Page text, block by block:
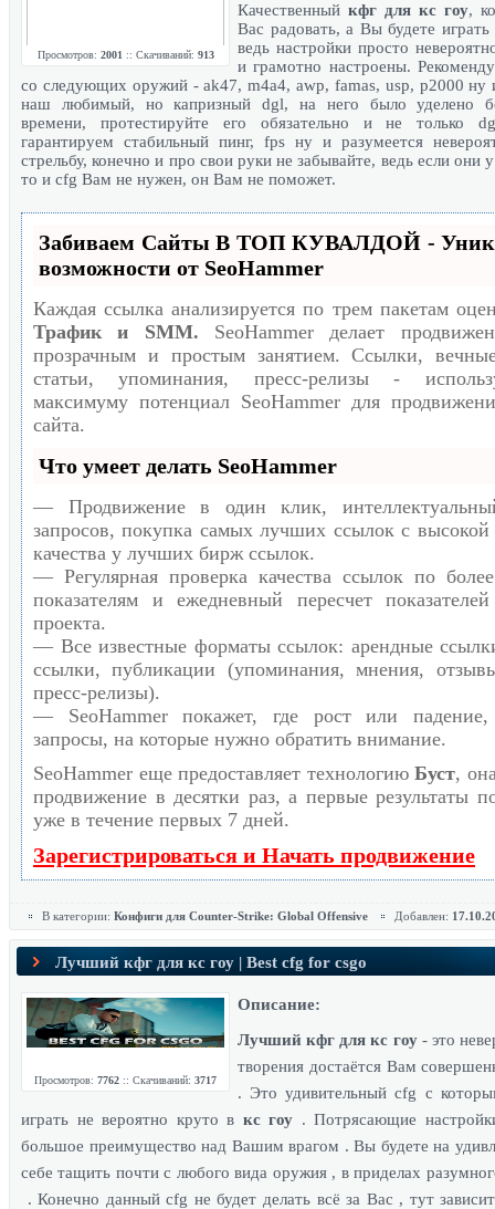
Просмотров: 2001 :: Скачиваний: 913
Качественный кфг для кс гоу,
Вас радовать, а Вы будете играть
ведь настройки просто
и грамотно настроены.
со следующих оружий - ak47, m4a4, awp, famas, usp, p2000 ну
наш любимый, но капризный dgl, на него было уделено
времени, протестируйте его обязательно и не
гарантируем стабильный пинг, fps ну и разумеется
стрельбу, конечно и про свои руки не забывайте, ведь если они
то и cfg Вам не нужен, он Вам не поможет.
Забиваем Сайты В ТОП КУВАЛДОЙ -
возможности от SeoHammer
Каждая ссылка анализируется по трем пакетам
Трафик и SMM. SeoHammer делает
прозрачным и простым занятием. Ссылки,
статьи, упоминания, пресс-релизы -
максимуму потенциал SeoHammer для
сайта.
Что умеет делать SeoHammer
— Продвижение в один клик,
запросов, покупка самых лучших ссылок с высокой
качества у лучших бирж ссылок.
— Регулярная проверка качества ссылок по
показателям и ежедневный пересчет показателей
проекта.
— Все известные форматы ссылок: арендные
ссылки, публикации (упоминания, мнения,
пресс-релизы).
— SeoHammer покажет, где рост или
запросы, на которые нужно обратить внимание.
SeoHammer еще предоставляет технологию Буст,
продвижение в десятки раз, а первые результаты
уже в течение первых 7 дней.
Зарегистрироваться и Начать продвижение
В категории: Конфиги для Counter-Strike: Global Offensive Добавлен:
Лучший кфг для кс гоу | Best cfg for csgo
Просмотров: 7762 :: Скачиваний: 3717
Описание:
Лучший кфг для кс гоу- это
творения достаётся Вам
. Это удивительный cfg с
играть не вероятно круто в кс гоу . Потрясающие
большое преимущество над Вашим врагом . Вы будете на
себе тащить почти с любого вида оружия , в приделах
. Конечно данный cfg не будет делать всё за Вас , тут